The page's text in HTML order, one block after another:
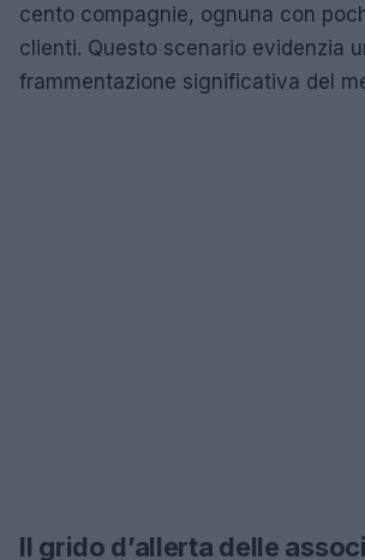
cento compagnie, ognuna con
clienti. Questo scenario evidenzia
frammentazione significativa del
Il grido d’allerta delle